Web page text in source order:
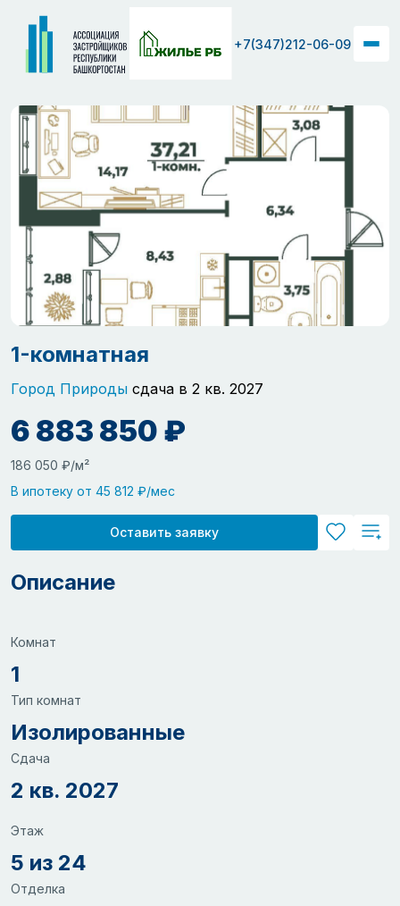
+7(347)212-06-09
1-комнатная
Город Природы сдача в 2 кв. 2027
6 883 850 ₽
186 050 ₽/м²
В ипотеку от 45 812 ₽/мес
Оставить заявку
Описание
Комнат
1
Тип комнат
Изолированные
Сдача
2 кв. 2027
Этаж
5 из 24
Отделка